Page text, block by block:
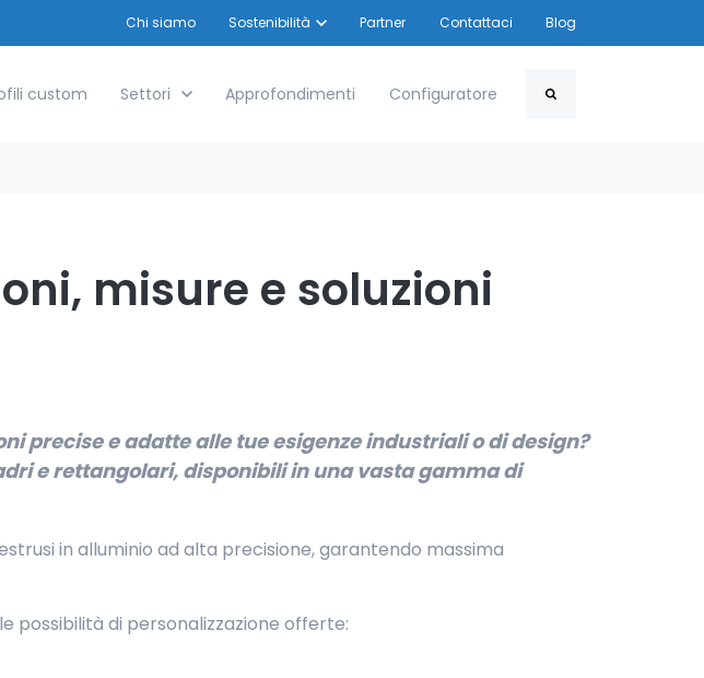
Chi siamo Show submenu for Sostenibilità
Sostenibilità Partner Contattaci Blog
Servizi
custom Show submenu for Settori
Settori Approfondimenti Configuratore
misure e soluzioni
precise e adatte alle tue esigenze industriali o di design?
e rettangolari, disponibili in una vasta gamma di
in alluminio ad alta precisione, garantendo massima
possibilità di personalizzazione offerte: